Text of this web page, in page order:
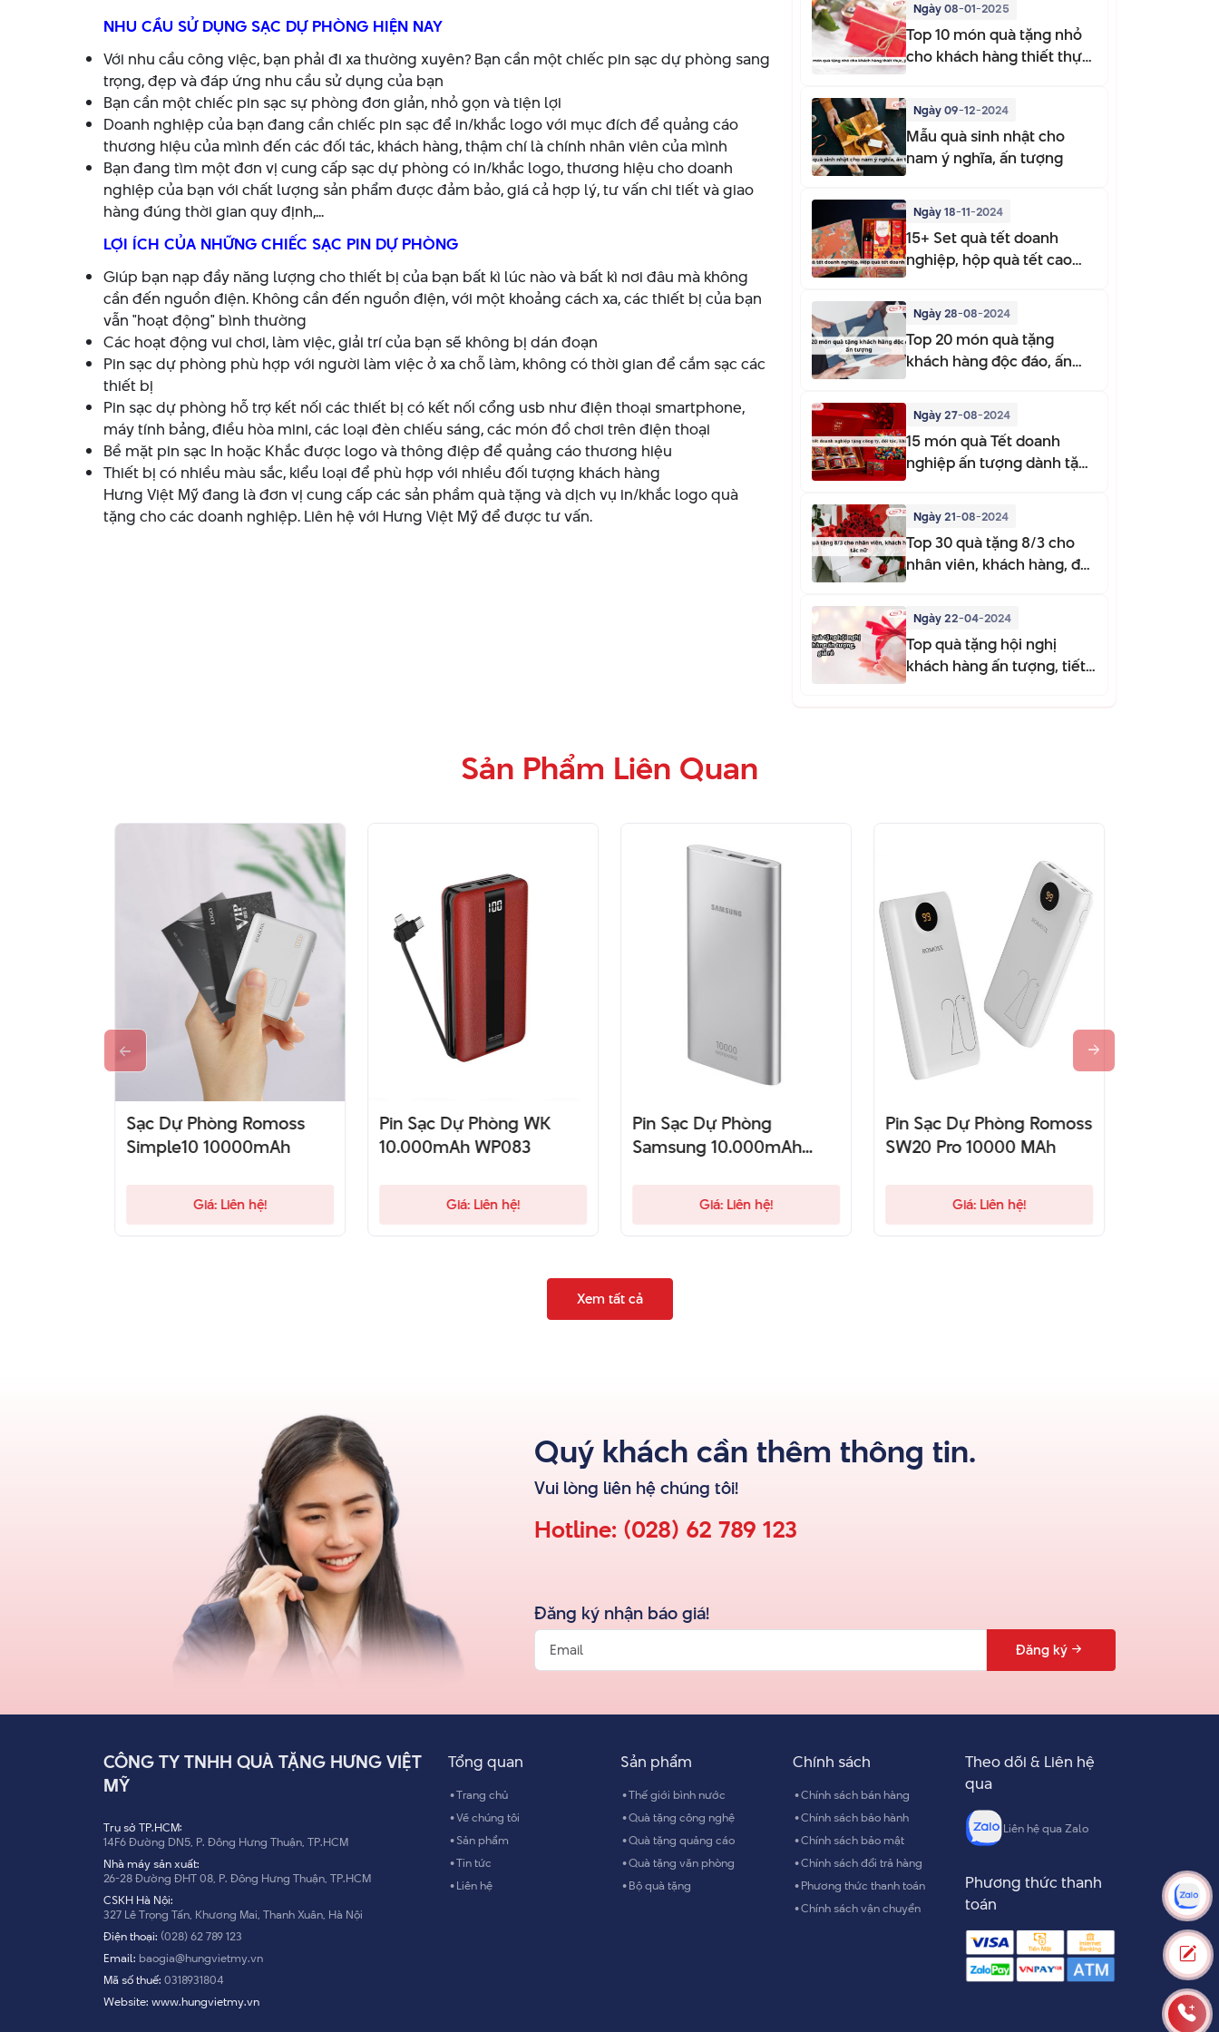
NHU CẦU SỬ DỤNG SẠC DỰ PHÒNG HIỆN NAY
Với nhu cầu công việc, bạn phải đi xa thường xuyên? Bạn cần một chiếc pin sạc dự phòng sang
trọng, đẹp và đáp ứng nhu cầu sử dụng của bạn
Bạn cần một chiếc pin sạc sự phòng đơn giản, nhỏ gọn và tiện lợi
Doanh nghiệp của bạn đang cần chiếc pin sạc để in/khắc logo với mục đích để quảng cáo
thương hiệu của mình đến các đối tác, khách hàng, thậm chí là chính nhân viên của mình
Bạn đang tìm một đơn vị cung cấp sạc dự phòng có in/khắc logo, thương hiệu cho doanh
nghiệp của bạn với chất lượng sản phẩm được đảm bảo, giá cả hợp lý, tư vấn chi tiết và giao
hàng đúng thời gian quy định,...
LỢI ÍCH CỦA NHỮNG CHIẾC SẠC PIN DỰ PHÒNG
Giúp bạn nạp đầy năng lượng cho thiết bị của bạn bất kì lúc nào và bất kì nơi đâu mà không
cần đến nguồn điện. Không cần đến nguồn điện, với một khoảng cách xa, các thiết bị của bạn
vẫn "hoạt động" bình thường
Các hoạt động vui chơi, làm việc, giải trí của bạn sẽ không bị dán đoạn
Pin sạc dự phòng phù hợp với người làm việc ở xa chỗ làm, không có thời gian để cắm sạc các
thiết bị
Pin sạc dự phòng hỗ trợ kết nối các thiết bị có kết nối cổng usb như điện thoại smartphone,
máy tính bảng, điều hòa mini, các loại đèn chiếu sáng, các món đồ chơi trên điện thoại
Bề mặt pin sạc In hoặc Khắc được logo và thông điệp để quảng cáo thương hiệu
Thiết bị có nhiều màu sắc, kiểu loại để phù hợp với nhiều đối tượng khách hàng
Hưng Việt Mỹ đang là đơn vị cung cấp các sản phầm quà tặng và dịch vụ in/khắc logo quà
tặng cho các doanh nghiệp. Liên hệ với Hưng Việt Mỹ để được tư vấn.
Ngày 08-01-2025
Top 10 món quà tặng nhỏ
cho khách hàng thiết thực,
Ngày 09-12-2024
Mẫu quà sinh nhật cho
nam ý nghĩa, ấn tượng
Ngày 18-11-2024
15+ Set quà tết doanh
nghiệp, hộp quà tết cao
Ngày 28-08-2024
Top 20 món quà tặng
khách hàng độc đáo, ấn
Ngày 27-08-2024
15 món quà Tết doanh
nghiệp ấn tượng dành tặng
Ngày 21-08-2024
Top 30 quà tặng 8/3 cho
nhân viên, khách hàng, đối
Ngày 22-04-2024
Top quà tặng hội nghị
khách hàng ấn tượng, tiết
Sản Phẩm Liên Quan
Sạc Dự Phòng Romoss
Simple10 10000mAh
Giá: Liên hệ!
Pin Sạc Dự Phòng WK
10.000mAh WP083
Giá: Liên hệ!
Pin Sạc Dự Phòng
Samsung 10.000mAh
Giá: Liên hệ!
Pin Sạc Dự Phòng Romoss
SW20 Pro 10000 MAh
Giá: Liên hệ!
Xem tất cả
Quý khách cần thêm thông tin.
Vui lòng liên hệchúng tôi!
Hotline: (028) 62 789 123
Đăng ký nhận báo giá!
Đăng ký
CÔNG TY TNHH QUÀ TẶNG HƯNG VIỆT
MỸ
Trụ sở TP.HCM:
14F6 Đường DN5, P. Đông Hưng Thuận, TP.HCM
Nhà máy sản xuất:
26-28 Đường ĐHT 08, P. Đông Hưng Thuận, TP.HCM
CSKH Hà Nội:
327 Lê Trọng Tấn, Khương Mai, Thanh Xuân, Hà Nội
Điện thoại: (028) 62 789 123
Email: baogia@hungvietmy.vn
Mã số thuế: 0318931804
Website: www.hungvietmy.vn
Tổng quan
Trang chủ
Về chúng tôi
Sản phẩm
Tin tức
Liên hệ
Sản phẩm
Thế giới bình nước
Quà tặng công nghệ
Quà tặng quảng cáo
Quà tặng văn phòng
Bộ quà tặng
Chính sách
Chính sách bán hàng
Chính sách bảo hành
Chính sách bảo mật
Chính sách đổi trả hàng
Phương thức thanh toán
Chính sách vận chuyển
Theo dõi & Liên hệ
qua
Liên hệ qua Zalo
Phương thức thanh
toán